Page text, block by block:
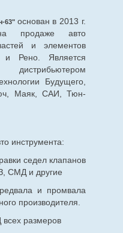
63" основан в 2013 г.
продаже авто
и элементов
и Рено. Является
Будущего,
Маяк, САИ, Тюн-
инструмента:
седел клапанов
СМД и другие
и промвала
производителя.
размеров